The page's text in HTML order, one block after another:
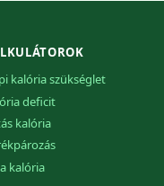
kalória szükséglet
deficit
kalória
kalória